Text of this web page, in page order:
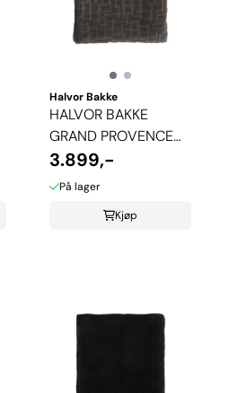
Halvor Bakke
HALVOR BAKKE
GRAND PROVENCE
SENGETEPPE - BRUN
3.899,-
På lager
Kjøp